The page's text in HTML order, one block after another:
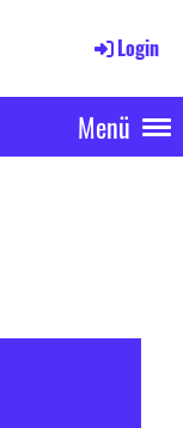
Login
Menü